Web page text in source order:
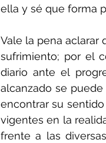
ella y sé que forma
Vale la pena aclarar
sufrimiento; por el
diario ante el
alcanzado se
encontrar su
vigentes en la
frente a las